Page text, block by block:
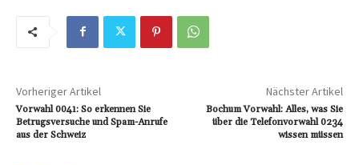
Vorheriger Artikel
Vorwahl 0041: So erkennen Sie
Betrugsversuche und Spam-Anrufe
aus der Schweiz
Nächster Artikel
Bochum Vorwahl: Alles, was Sie
über die Telefonvorwahl 0234
wissen müssen